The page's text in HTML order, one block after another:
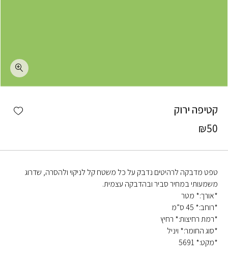
קטיפה ירוק
₪50
טפט מדבקה לרהיטים נדבק על כל משטח קל לניקוי ולהסרה, שדרוג
משמעותי במחיר סביר ובהדבקה עצמית.
*אורך:* מטר
*רוחב:* 45 ס”מ
*רמת רחיצות:* רחיץ
*סוג החומר:* ויניל
*מקט:* 5691